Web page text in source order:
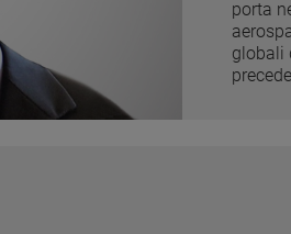
porta
globali